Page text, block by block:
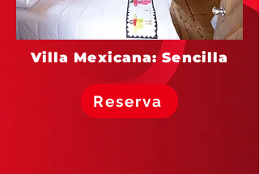
Villa Mexicana: Sencilla
Reserva